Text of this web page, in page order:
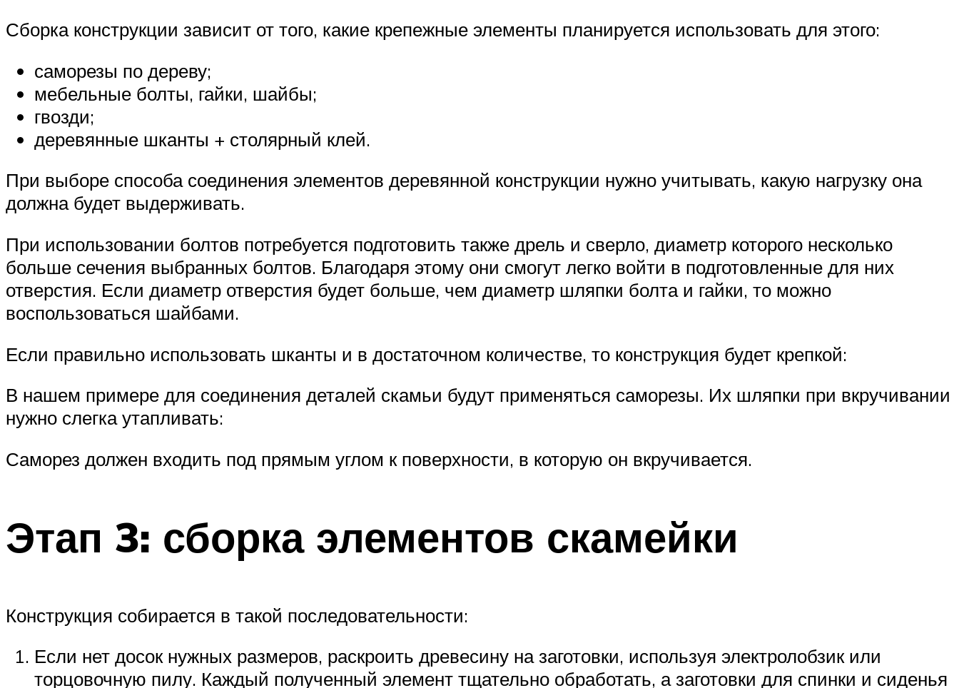
Сборка конструкции зависит от того, какие крепежные элементы планируется использовать для этого:
саморезы по дереву;
мебельные болты, гайки, шайбы;
гвозди;
деревянные шканты + столярный клей.
При выборе способа соединения элементов деревянной конструкции нужно учитывать, какую нагрузку она
должна будет выдерживать.
При использовании болтов потребуется подготовить также дрель и сверло, диаметр которого несколько
больше сечения выбранных болтов. Благодаря этому они смогут легко войти в подготовленные для них
отверстия. Если диаметр отверстия будет больше, чем диаметр шляпки болта и гайки, то можно
воспользоваться шайбами.
Если правильно использовать шканты и в достаточном количестве, то конструкция будет крепкой:
В нашем примере для соединения деталей скамьи будут применяться саморезы. Их шляпки при вкручивании
нужно слегка утапливать:
Саморез должен входить под прямым углом к поверхности, в которую он вкручивается.
Этап 3: сборка элементов скамейки
Конструкция собирается в такой последовательности:
Если нет досок нужных размеров, раскроить древесину на заготовки, используя электролобзик или
торцовочную пилу. Каждый полученный элемент тщательно обработать, а заготовки для спинки и сиденья